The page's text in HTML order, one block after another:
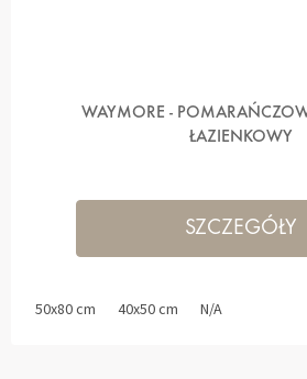
WAYMORE -
ŁAZIENKOWY
SZCZEGÓŁY
50x80 cm 40x50 cm N/A